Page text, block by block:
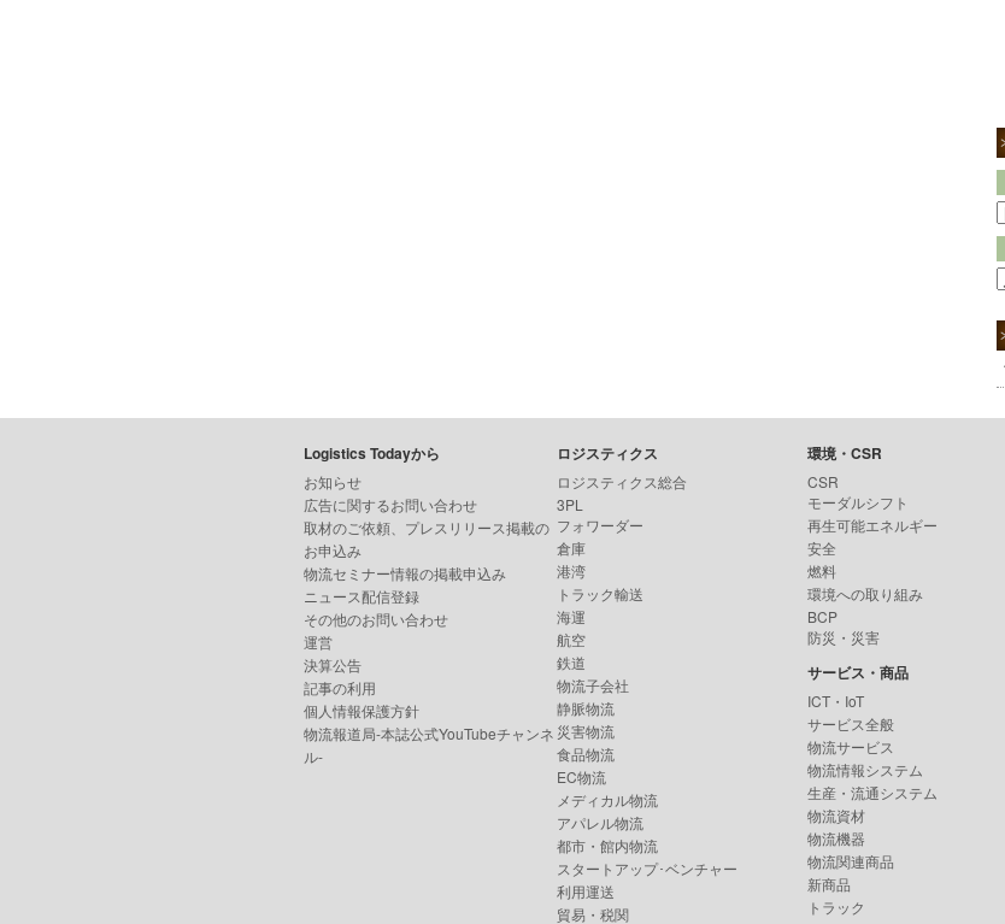
Logistics Todayから
お知らせ
広告に関するお問い合わせ
取材のご依頼、プレスリリース掲載の
お申込み
物流セミナー情報の掲載申込み
ニュース配信登録
その他のお問い合わせ
運営
決算公告
記事の利用
個人情報保護方針
物流報道局-本誌公式YouTubeチャンネ
ル-
ロジスティクス
ロジスティクス総合
3PL
フォワーダー
倉庫
港湾
トラック輸送
海運
航空
鉄道
物流子会社
静脈物流
災害物流
食品物流
EC物流
メディカル物流
アパレル物流
都市・館内物流
スタートアップ･ベンチャー
利用運送
貿易・税関
環境・CSR
CSR
モーダルシフト
再生可能エネルギー
安全
燃料
環境への取り組み
BCP
防災・災害
サービス・商品
ICT・IoT
サービス全般
物流サービス
物流情報システム
生産・流通システム
物流資材
物流機器
物流関連商品
新商品
トラック